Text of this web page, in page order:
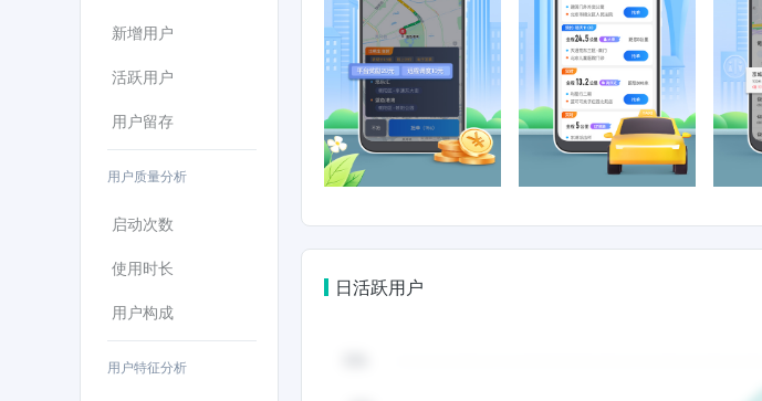
新增用户
活跃用户
用户留存
用户质量分析
启动次数
使用时长
用户构成
用户特征分析
日活跃用户